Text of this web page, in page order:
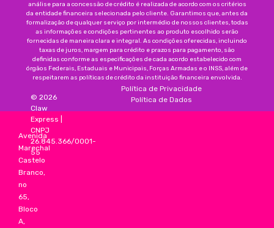
análise para a concessão de crédito é realizada de acordo com os critérios
da entidade financeira selecionada pelo cliente. Garantimos que, antes da
formalização de qualquer serviço por intermédio de nossos clientes, todas
as informações e condições pertinentes ao produto escolhido serão
fornecidas de maneira clara e integral. As condições oferecidas, incluindo
taxas de juros, margem para crédito e prazos para pagamento, são
definidas conforme as especificações de cada acordo estabelecido com
órgãos Federais, Estaduais e Municipais, Forças Armadas e o INSS, além de
respeitarem as políticas de crédito da instituição financeira envolvida.
Avenida
Marechal
Castelo
Branco,
no
65,
Bloco
A,
© 2026
Claw
Express
CNPJ
26.845.366/0001-
55
Política de Privacidade
Política de Dados